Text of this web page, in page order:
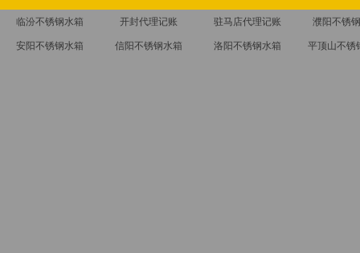
临汾不锈钢水箱 开封代理记账 驻马店代理记账 濮阳不锈
安阳不锈钢水箱 信阳不锈钢水箱 洛阳不锈钢水箱 平顶山不锈